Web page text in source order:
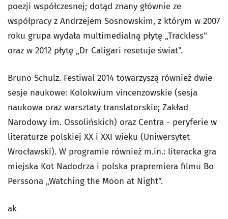
poezji współczesnej; dotąd znany głównie ze
współpracy z Andrzejem Sosnowskim, z którym w 2007
roku grupa wydała multimedialną płytę „Trackless"
oraz w 2012 płytę „Dr Caligari resetuje świat".
Bruno Schulz. Festiwal 2014 towarzyszą również dwie
sesje naukowe: Kolokwium vincenzowskie (sesja
naukowa oraz warsztaty translatorskie; Zakład
Narodowy im. Ossolińskich) oraz Centra - peryferie w
literaturze polskiej XX i XXI wieku (Uniwersytet
Wrocławski). W programie również m.in.: literacka gra
miejska Kot Nadodrza i polska prapremiera filmu Bo
Perssona „Watching the Moon at Night”.
ak